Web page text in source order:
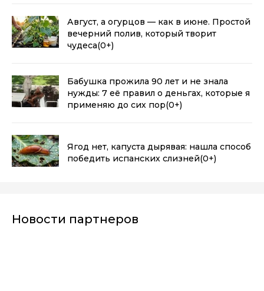
Август, а огурцов — как в июне. Простой
вечерний полив, который творит
чудеса(0+)
Бабушка прожила 90 лет и не знала
нужды: 7 её правил о деньгах, которые я
применяю до сих пор(0+)
Ягод нет, капуста дырявая: нашла способ
победить испанских слизней(0+)
Новости партнеров